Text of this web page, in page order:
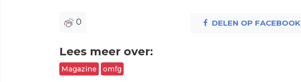
0 DELEN OP FACEBOOK
Lees meer over:
Magazine omfg